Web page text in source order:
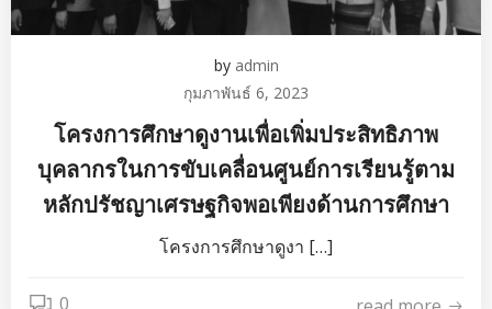
by admin
กุมภาพันธ์ 6, 2023
โครงการศึกษาดูงานเพื่อเพิ่มประสิทธิภาพ
บุคลากรในการขับเคลื่อนศูนย์การเรียนรู้ตาม
หลักปรัชญาเศรษฐกิจพอเพียงด้านการศึกษา
โครงการศึกษาดูงา […]
0